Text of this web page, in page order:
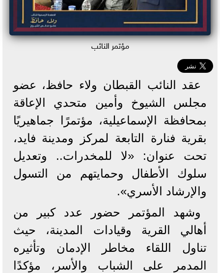
مؤتمر النائب
عقد النائب القبطان ولاء حافظ، عضو
مجلس الشيوخ وأمين متحدي الإعاقة
بمحافظة الإسماعيلية، مؤتمرًا جماهيريًا
بقرية فنارة التابعة لمركز ومدينة فايد،
تحت عنوان: «لا للمخدرات.. وتعديل
سلوك الأطفال وحمايتهم من التسول
والإرشاد الأسري».
وشهد المؤتمر حضور عدد كبير من
أهالي القرية وقيادات المدينة، حيث
تناول اللقاء مخاطر الإدمان وتأثيره
المدمر على الشباب والأسر، مؤكدًا